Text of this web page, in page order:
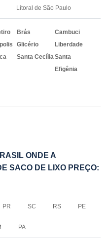
Litoral de São Paulo
Brás
Cambuci
Glicério
Liberdade
Santa CecíliaSanta
Efigênia
ONDE A
SACO DE LIXO PREÇO:
PR SC RS PE
PA